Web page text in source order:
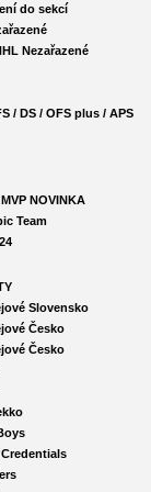
do sekcí
Nezařazené
/ DS / OFS plus / APS
NOVINKA
Team
Slovensko
Česko
Česko
Credentials